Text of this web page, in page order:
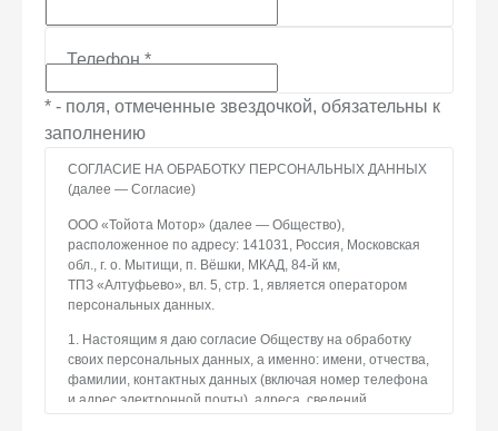
Телефон*
* - поля, отмеченные звездочкой, обязательны к
заполнению
СОГЛАСИЕ НА ОБРАБОТКУ ПЕРСОНАЛЬНЫХ ДАННЫХ
(далее — Согласие)
ООО «Тойота Мотор» (далее — Общество),
расположенное по адресу: 141031, Россия, Московская
обл., г. о. Мытищи, п. Вёшки, МКАД, 84-й км,
ТПЗ «Алтуфьево», вл. 5, стр. 1, является оператором
персональных данных.
1. Настоящим я даю согласие Обществу на обработку
своих персональных данных, а именно: имени, отчества,
фамилии, контактных данных (включая номер телефона
и адрес электронной почты), адреса, сведений